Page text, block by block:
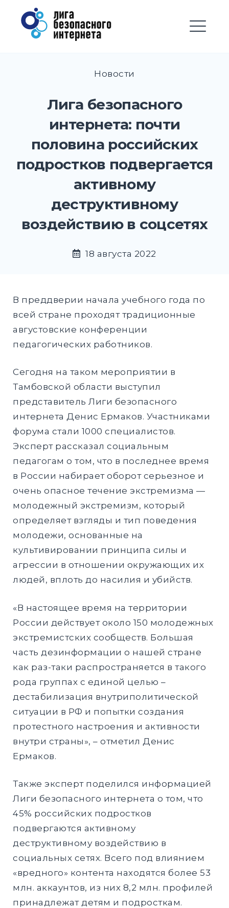
Перейти
содержимому
Лига безопасного
Интернета
EXPAND
EXPAND
EXPAND
Найти:
Новости
Лига безопасного
интернета: почти
половина российских
подростков подвергается
активному
деструктивному
воздействию в соцсетях
18 августа 2022
В преддверии начала учебного года по
всей стране проходят традиционные
августовские конференции
педагогических работников.
Сегодня на таком мероприятии в
Тамбовской области выступил
представитель Лиги безопасного
интернета Денис Ермаков. Участниками
форума стали 1000 специалистов.
Эксперт рассказал социальным
педагогам о том, что в последнее время
в России набирает оборот серьезное и
очень опасное течение экстремизма —
молодежный экстремизм, который
определяет взгляды и тип поведения
молодежи, основанные на
культивировании принципа силы и
агрессии в отношении окружающих их
людей, вплоть до насилия и убийств.
«В настоящее время на территории
России действует около 150 молодежных
экстремистских сообществ. Большая
часть дезинформации о нашей стране
как раз-таки распространяется в такого
рода группах с единой целью –
дестабилизация внутриполитической
ситуации в РФ и попытки создания
протестного настроения и активности
внутри страны», – отметил Денис
Ермаков.
Также эксперт поделился информацией
Лиги безопасного интернета о том, что
45% российских подростков
подвергаются активному
деструктивному воздействию в
социальных сетях. Всего под влиянием
«вредного» контента находятся более 53
млн. аккаунтов, из них 8,2 млн. профилей
принадлежат детям и подросткам.